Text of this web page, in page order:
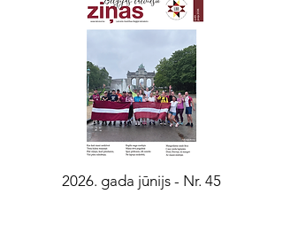
2026. gada jūnijs - Nr. 45